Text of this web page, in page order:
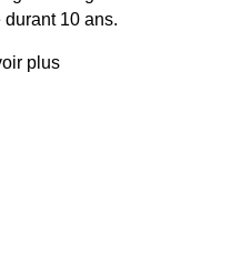
10 ans.
plus